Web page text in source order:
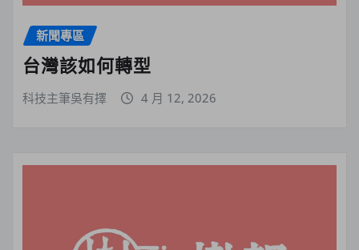
新聞專區
台灣該如何轉型
科技主筆吳有擇 4 月 12, 2026